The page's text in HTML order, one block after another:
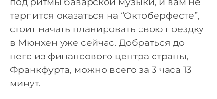
под ритмы баварской музыки, и вам не
терпится оказаться на “Октоберфесте”,
стоит начать планировать свою поездку
в Мюнхен уже сейчас. Добраться до
него из финансового центра страны,
Франкфурта, можно всего за 3 часа 13
минут.